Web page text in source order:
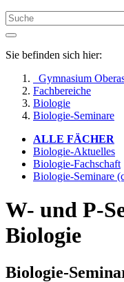
Sie befinden sich hier:
Gymnasium
Fachbereiche
Biologie
Biologie-Seminare
ALLE FÄCHER
Biologie-Aktuelles
Biologie-Fachschaft
Biologie-Seminare
W- und P-
Biologie
Biologie-